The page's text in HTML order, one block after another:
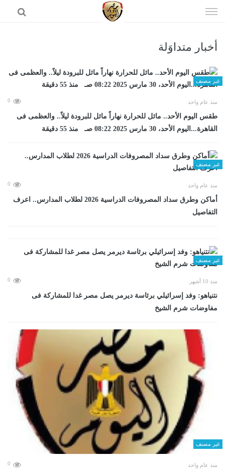
الى
أخبار متداوَلة
غير مصنف
منذ عام واحد 0
طقس اليوم الأحد.. مائل للحرارة نهاراً مائل للبرودة ليلاً.. والعظمى فى
القاهرة...اليوم الأحد، 30 مارس 2025 08:22 صـ منذ 55 دقيقة
غير مصنف
منذ عام واحد 0
أماكن وطرق سداد المصروفات الدراسية 2026 لطلاب المدارس.. اعرف
التفاصيل
غير مصنف
منذ 10 أشهر 0
نتنياهو: وفد إسرائيلي برئاسة ديرمر يصل مصر غدا للمشاركة فى
مفاوضات شرم الشيخ
غير مصنف
منذ عام واحد 0